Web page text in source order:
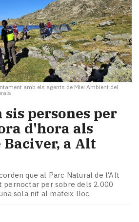
amb els agents de Miei Ambient del
sis persones per
d'hora als
Baciver, a Alt
que al Parc Natural de l’Alt
pernoctar per sobre dels 2.000
sola nit al mateix lloc